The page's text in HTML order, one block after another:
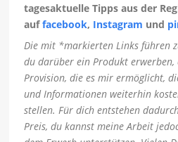
tagesaktuelle Tipps aus der
auffacebook, Instagram und
Die mit *markierten Links führen
du darüber ein Produkt
Provision, die es mir ermöglicht,
und Informationen weiterhin
stellen. Für dich entstehen
Preis, du kannst meine Arbeit